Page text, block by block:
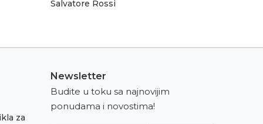
Salvatore Rossi
za
Newsletter
Budite u toku sa najnovijim
ponudama i novostima!